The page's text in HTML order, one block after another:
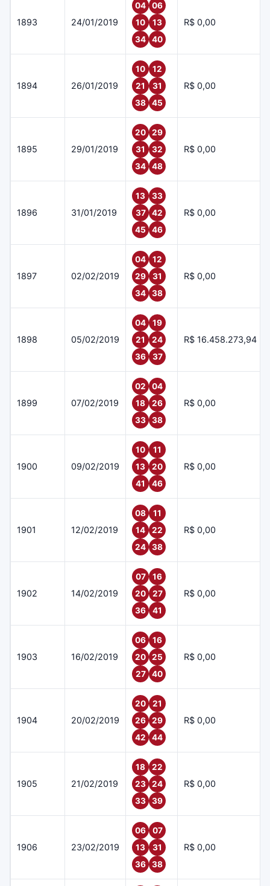
1893 24/01/2019
04
06
10
13
34
40
R$ 0,00
1894 26/01/2019
10
12
21
31
38
45
R$ 0,00
1895 29/01/2019
20
29
31
32
34
48
R$ 0,00
1896 31/01/2019
13
33
37
42
45
46
R$ 0,00
1897 02/02/2019
04
12
29
31
34
38
R$ 0,00
1898 05/02/2019
04
19
21
24
36
37
R$ 16.458.273,94
1899 07/02/2019
02
04
18
26
33
38
R$ 0,00
1900 09/02/2019
10
11
13
20
41
46
R$ 0,00
1901 12/02/2019
08
11
14
22
24
38
R$ 0,00
1902 14/02/2019
07
16
20
27
36
41
R$ 0,00
1903 16/02/2019
06
16
20
25
27
40
R$ 0,00
1904 20/02/2019
20
21
26
29
42
44
R$ 0,00
1905 21/02/2019
18
22
23
24
33
39
R$ 0,00
1906 23/02/2019
06
07
13
31
36
38
R$ 0,00